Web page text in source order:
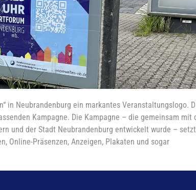
in Neubrandenburg ein markantes Veranstaltungslogo.
Kampagne. Die Kampagne – die gemeinsam mit
und der Stadt Neubrandenburg entwickelt wurde –
Online-Präsenzen, Anzeigen, Plakaten und sogar